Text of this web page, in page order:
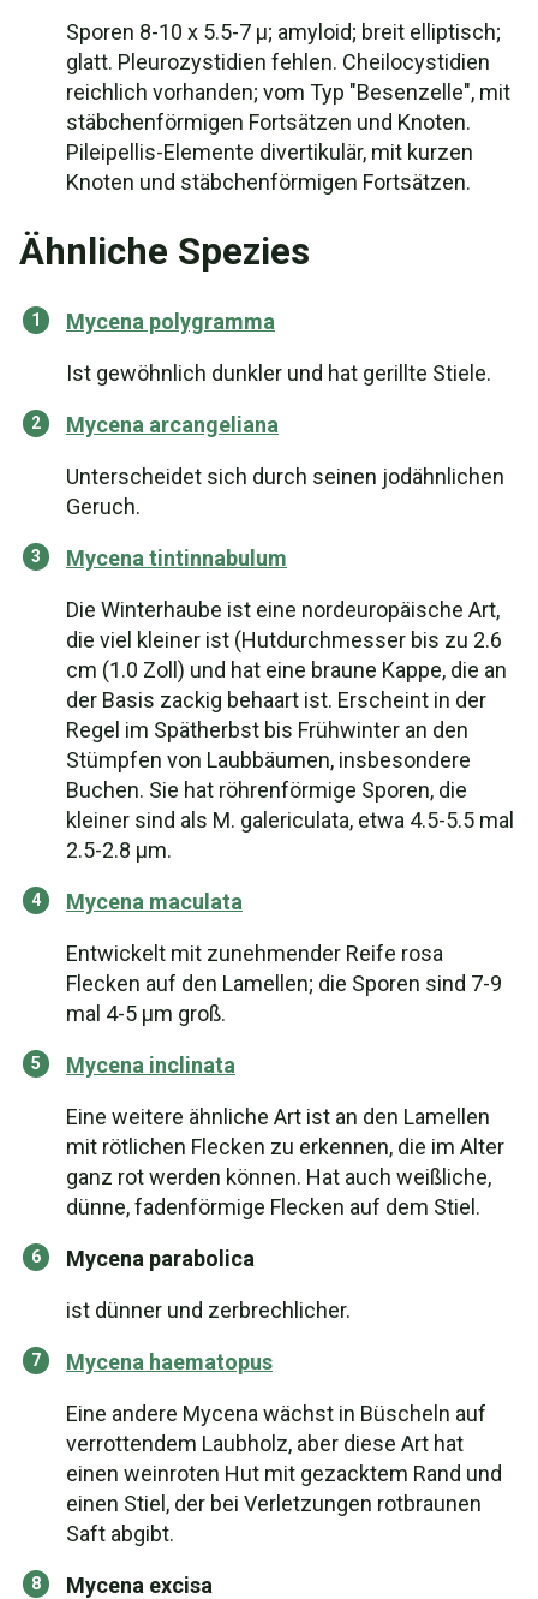
Sporen 8-10 x 5.5-7 µ; amyloid; breit elliptisch;
glatt. Pleurozystidien fehlen. Cheilocystidien
reichlich vorhanden; vom Typ "Besenzelle", mit
stäbchenförmigen Fortsätzen und Knoten.
Pileipellis-Elemente divertikulär, mit kurzen
Knoten und stäbchenförmigen Fortsätzen.
Ähnliche Spezies
Mycena polygramma
Ist gewöhnlich dunkler und hat gerillte Stiele.
Mycena arcangeliana
Unterscheidet sich durch seinen jodähnlichen
Geruch.
Mycena tintinnabulum
Die Winterhaube ist eine nordeuropäische Art,
die viel kleiner ist (Hutdurchmesser bis zu 2.6
cm (1.0 Zoll) und hat eine braune Kappe, die an
der Basis zackig behaart ist. Erscheint in der
Regel im Spätherbst bis Frühwinter an den
Stümpfen von Laubbäumen, insbesondere
Buchen. Sie hat röhrenförmige Sporen, die
kleiner sind als M. galericulata, etwa 4.5-5.5 mal
2.5-2.8 µm.
Mycena maculata
Entwickelt mit zunehmender Reife rosa
Flecken auf den Lamellen; die Sporen sind 7-9
mal 4-5 μm groß.
Mycena inclinata
Eine weitere ähnliche Art ist an den Lamellen
mit rötlichen Flecken zu erkennen, die im Alter
ganz rot werden können. Hat auch weißliche,
dünne, fadenförmige Flecken auf dem Stiel.
Mycena parabolica
ist dünner und zerbrechlicher.
Mycena haematopus
Eine andere Mycena wächst in Büscheln auf
verrottendem Laubholz, aber diese Art hat
einen weinroten Hut mit gezacktem Rand und
einen Stiel, der bei Verletzungen rotbraunen
Saft abgibt.
Mycena excisa